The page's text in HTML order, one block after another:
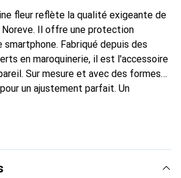
fleur reflète la qualité exigeante de
Noreve. Il offre une protection
Fabriqué depuis des
en maroquinerie, il est l'accessoire
Sur mesure et avec des formes
un ajustement parfait. Un
Noreve est reconnue
bon choix pour le client exigeant.